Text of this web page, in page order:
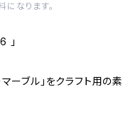
なります。
」
ーブル」をクラフト用の素